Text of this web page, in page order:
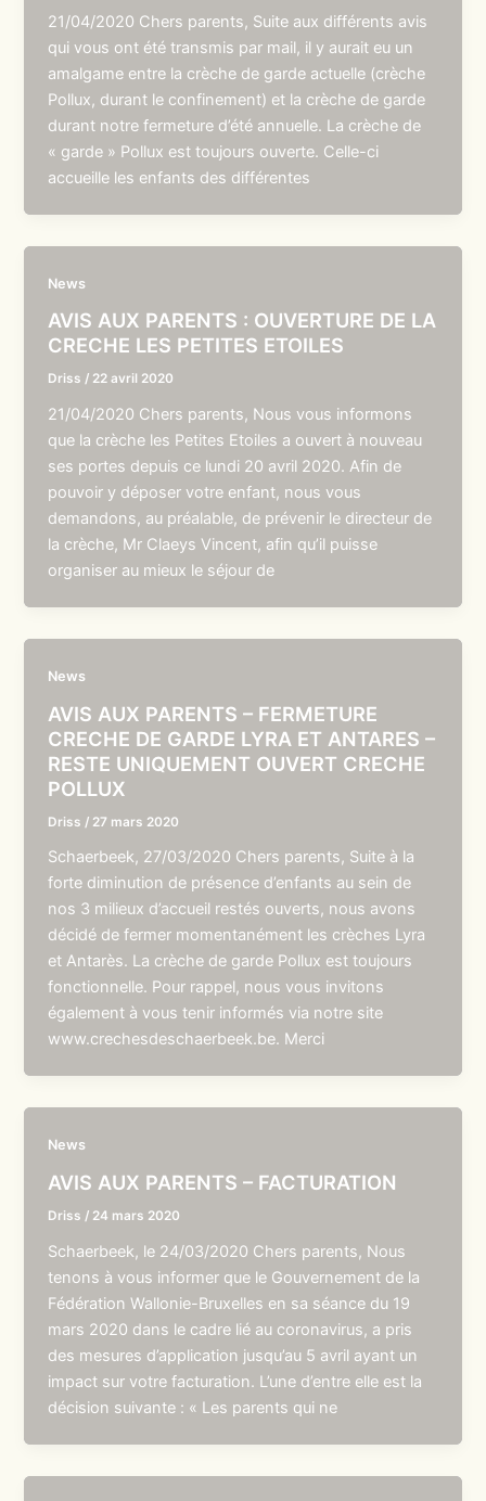
21/04/2020 Chers parents, Suite aux différents avis
qui vous ont été transmis par mail, il y aurait eu un
amalgame entre la crèche de garde actuelle (crèche
Pollux, durant le confinement) et la crèche de garde
durant notre fermeture d’été annuelle. La crèche de
« garde » Pollux est toujours ouverte. Celle-ci
accueille les enfants des différentes
News
AVIS AUX PARENTS : OUVERTURE DE LA
CRECHE LES PETITES ETOILES
Driss / 22 avril 2020
21/04/2020 Chers parents, Nous vous informons
que la crèche les Petites Etoiles a ouvert à nouveau
ses portes depuis ce lundi 20 avril 2020. Afin de
pouvoir y déposer votre enfant, nous vous
demandons, au préalable, de prévenir le directeur de
la crèche, Mr Claeys Vincent, afin qu’il puisse
organiser au mieux le séjour de
News
AVIS AUX PARENTS – FERMETURE
CRECHE DE GARDE LYRA ET ANTARES –
RESTE UNIQUEMENT OUVERT CRECHE
POLLUX
Driss / 27 mars 2020
Schaerbeek, 27/03/2020 Chers parents, Suite à la
forte diminution de présence d’enfants au sein de
nos 3 milieux d’accueil restés ouverts, nous avons
décidé de fermer momentanément les crèches Lyra
et Antarès. La crèche de garde Pollux est toujours
fonctionnelle. Pour rappel, nous vous invitons
également à vous tenir informés via notre site
www.crechesdeschaerbeek.be. Merci
News
AVIS AUX PARENTS – FACTURATION
Driss / 24 mars 2020
Schaerbeek, le 24/03/2020 Chers parents, Nous
tenons à vous informer que le Gouvernement de la
Fédération Wallonie-Bruxelles en sa séance du 19
mars 2020 dans le cadre lié au coronavirus, a pris
des mesures d’application jusqu’au 5 avril ayant un
impact sur votre facturation. L’une d’entre elle est la
décision suivante : « Les parents qui ne